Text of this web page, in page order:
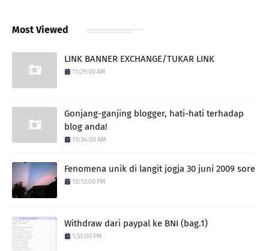
Most Viewed
LINK BANNER EXCHANGE/TUKAR LINK
11:29:00 AM
Gonjang-ganjing blogger, hati-hati terhadap
blog anda!
10:34:00 AM
Fenomena unik di langit jogja 30 juni 2009 sore
10:12:00 PM
Withdraw dari paypal ke BNI (bag.1)
1:51:00 PM